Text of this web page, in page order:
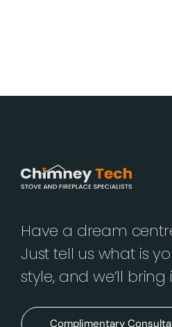
Have a dream
Just tell us what is
style, and we’ll bring
Complimentary